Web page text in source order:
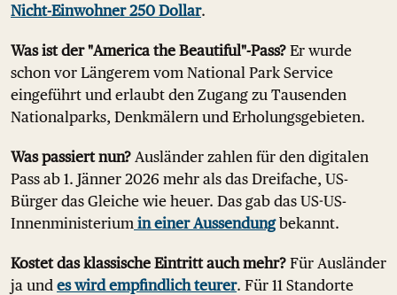
Nicht-Einwohner 250 Dollar.
Was ist der "America the Beautiful"-Pass? Er wurde
schon vor Längerem vom National Park Service
eingeführt und erlaubt den Zugang zu Tausenden
Nationalparks, Denkmälern und Erholungsgebieten.
Was passiert nun? Ausländer zahlen für den digitalen
Pass ab 1. Jänner 2026 mehr als das Dreifache, US-
Bürger das Gleiche wie heuer. Das gab das US-US-
Innenministerium in einer Aussendungbekannt.
Kostet das klassische Eintritt auch mehr? Für Ausländer
ja und es wird empfindlich teurer. Für 11 Standorte